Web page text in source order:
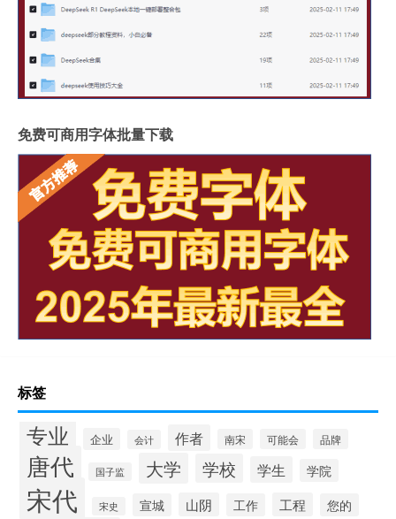
免费可商用字体批量下载
标签
专业 企业 会计 作者 南宋 可能会 品牌
唐代 国子监 大学 学校 学生 学院
宋代 宋史 宣城 山阴 工作 工程 您的